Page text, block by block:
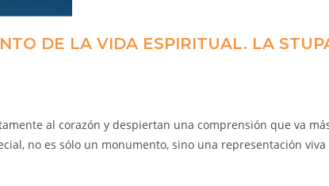
DE LA VIDA ESPIRITUAL. LA
al corazón y despiertan una comprensión que va
no es sólo un monumento, sino una representación viva